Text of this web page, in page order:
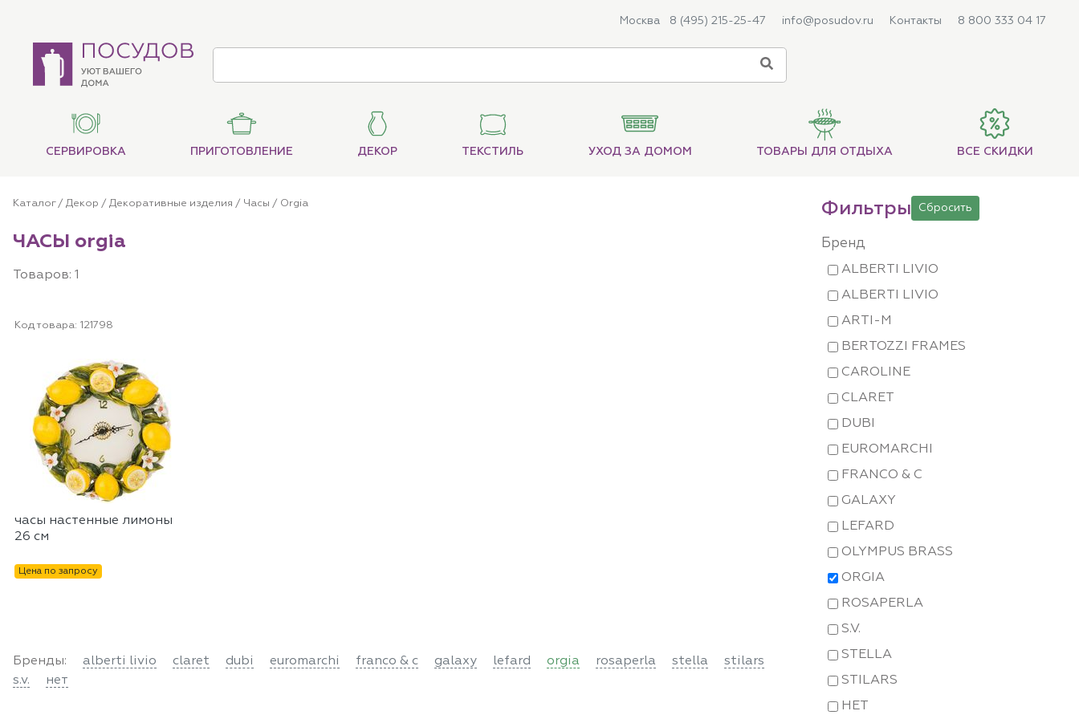
Москва 8 (495) 215-25-47 info@posudov.ru Контакты 8 800 333 04 17
СЕРВИРОВКА ПРИГОТОВЛЕНИЕ ДЕКОР ТЕКСТИЛЬ УХОД ЗА ДОМОМ ТОВАРЫ ДЛЯ ОТДЫХА ВСЕ СКИДКИ
Каталог/ Декор / Декоративные изделия / Часы / Orgia
ЧАСЫ orgia
Товаров: 1
Код товара: 121798
часы настенные лимоны
26 см
Цена по запросу
Бренды: alberti livio claret dubi euromarchi franco & c galaxy lefard orgia rosaperla stella
stilars
s.v.
нет
Фильтры Сбросить
Бренд
ALBERTI LIVIO
ALBERTI LIVIO
ARTI-M
BERTOZZI FRAMES
CAROLINE
CLARET
DUBI
EUROMARCHI
FRANCO & C
GALAXY
LEFARD
OLYMPUS BRASS
ORGIA
ROSAPERLA
S.V.
STELLA
STILARS
НЕТ